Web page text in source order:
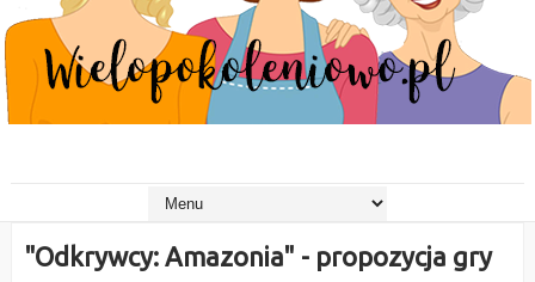
"Odkrywcy: Amazonia" - propozycja gry